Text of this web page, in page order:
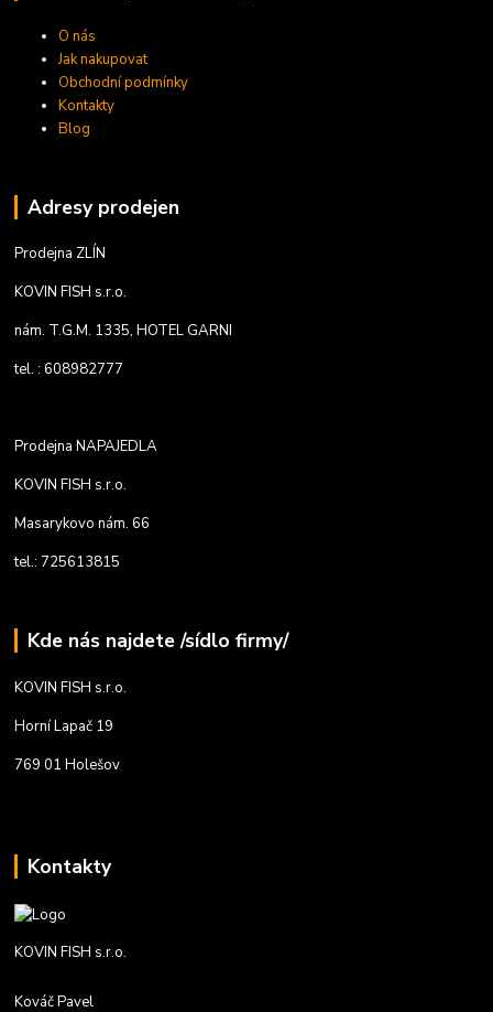
O nás
Jak nakupovat
Obchodní podmínky
Kontakty
Blog
Adresy prodejen
Prodejna ZLÍN
KOVIN FISH s.r.o.
nám. T.G.M. 1335, HOTEL GARNI
tel. : 608982777
Prodejna NAPAJEDLA
KOVIN FISH s.r.o.
Masarykovo nám. 66
tel.: 725613815
Kde nás najdete /sídlo firmy/
KOVIN FISH s.r.o.
Horní Lapač 19
769 01 Holešov
Kontakty
KOVIN FISH s.r.o.
Kováč Pavel